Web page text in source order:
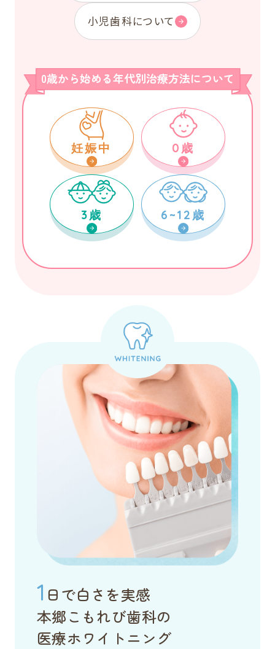
小児歯科について
0歳から始める年代別治療方法について
妊娠中 0歳
3歳 6~12歳
1 日で白さを実感
本郷こもれび歯科の
医療ホワイトニング